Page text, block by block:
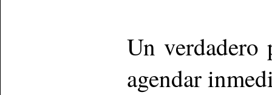
Un verdadero
agendar